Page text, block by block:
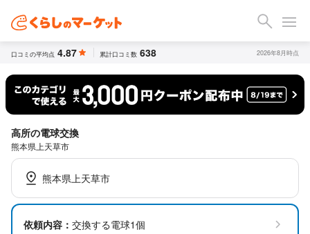
口コミの平均点 4.87 累計口コミ数 638 2026年8月時点
高所の電球交換
熊本県上天草市
熊本県上天草市
依頼内容： 交換する電球1個